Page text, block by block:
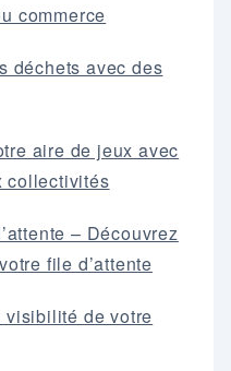
commerce
déchets avec des
aire de jeux avec
collectivités
– Découvrez
file d’attente
visibilité de votre